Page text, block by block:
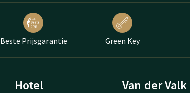
Beste Prijsgarantie Green Key
Hotel Van der Valk